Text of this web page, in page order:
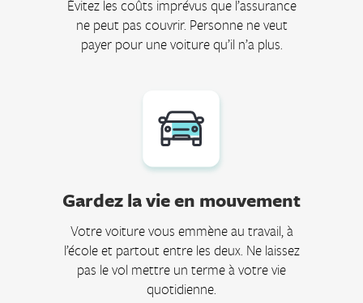
Évitez les coûts imprévus que l’assurance
ne peut pas couvrir. Personne ne veut
payer pour une voiture qu’il n’a plus.
Gardez la vie en mouvement
Votre voiture vous emmène au travail, à
l’école et partout entre les deux. Ne laissez
pas le vol mettre un terme à votre vie
quotidienne.